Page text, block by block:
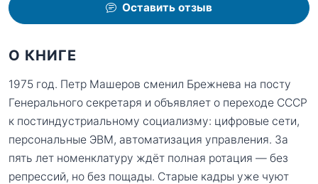
Оставить отзыв
О КНИГЕ
1975 год. Петр Машеров сменил Брежнева на посту
Генерального секретаря и объявляет о переходе СССР
к постиндустриальному социализму: цифровые сети,
персональные ЭВМ, автоматизация управления. За
пять лет номенклатуру ждёт полная ротация — без
репрессий, но без пощады. Старые кадры уже чуют